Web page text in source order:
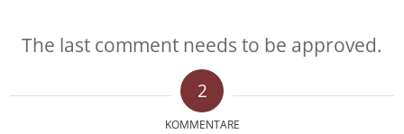
The last comment needs to be approved.
2
KOMMENTARE